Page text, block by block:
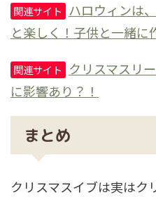
関連サイト ハロウィンは
と楽しく！子供と一緒に
関連サイト
クリスマスリ
に影響あり？！
まとめ
クリスマスイブは実はク